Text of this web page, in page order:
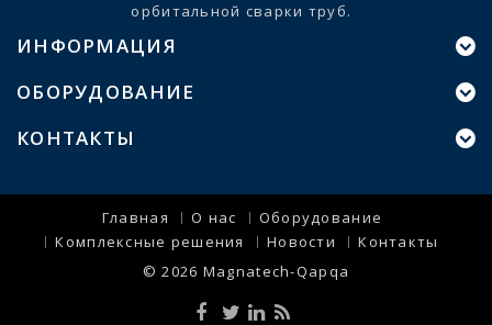
орбитальной сварки труб.
ИНФОРМАЦИЯ
ОБОРУДОВАНИЕ
КОНТАКТЫ
Главная О нас
Оборудование
Комплексные решения
Новости
Контакты
© 2026 Magnatech-Qapqa